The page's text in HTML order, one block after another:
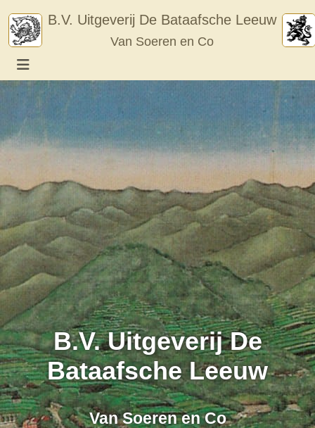
content
B.V. Uitgeverij De Bataafsche Leeuw
Van Soeren en Co
B.V. Uitgeverij De
Bataafsche Leeuw
Van Soeren en Co